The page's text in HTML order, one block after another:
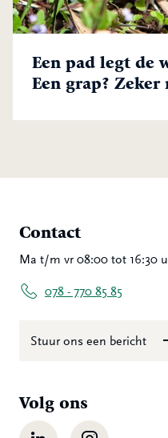
Een pad legt de
Een grap? Zeker
Een pad legt de
Contact
Ma t/m vr 08:00 tot 16:30
078 - 770 85 85
Stuur ons een bericht
Volg ons
LinkedIn Instagram